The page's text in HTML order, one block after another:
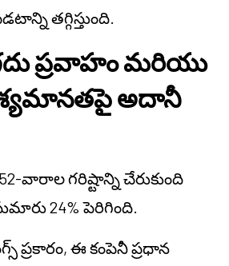
తగ్గిస్తుంది.
ప్రవాహం మరియు
అదానీ
వారాల గరిష్టాన్ని చేరుకుంది
24% పెరిగింది.
ప్రకారం, ఈ కంపెనీ ప్రధాన